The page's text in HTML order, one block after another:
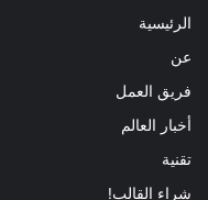
الرئيسية
عن
فريق العمل
أخبار العالم
تقنية
شراء القالب!